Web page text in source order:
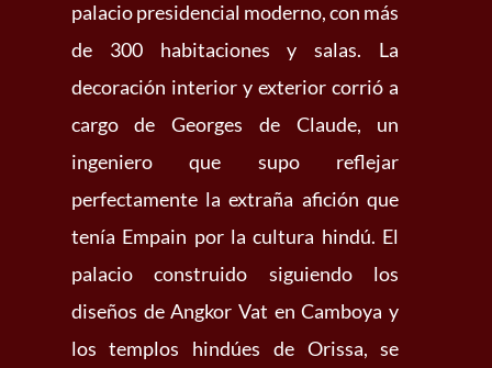
palacio presidencial moderno, con más
de 300 habitaciones y salas. La
decoración interior y exterior corrió a
cargo de Georges de Claude, un
ingeniero que supo reflejar
perfectamente la extraña afición que
tenía Empain por la cultura hindú. El
palacio construido siguiendo los
diseños de Angkor Vat en Camboya y
los templos hindúes de Orissa, se